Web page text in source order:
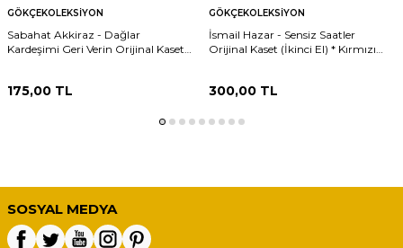
GÖKÇEKOLEKSIYON
Sabahat Akkiraz - Dağlar
Kardeşimi Geri Verin Orijinal Kaset
175,00 TL
GÖKÇEKOLEKSIYON
İsmail Hazar - Sensiz Saatler
Orijinal Kaset (İkinci El) * Kırmızı
300,00TL
SOSYAL MEDYA